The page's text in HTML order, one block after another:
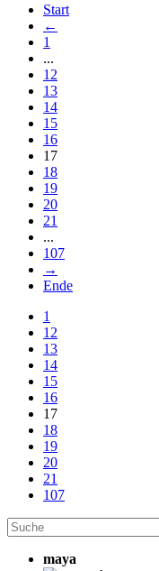
Start
←
1
...
12
13
14
15
16
17
18
19
20
21
...
107
→
Ende
1
12
13
14
15
16
17
18
19
20
21
107
maya